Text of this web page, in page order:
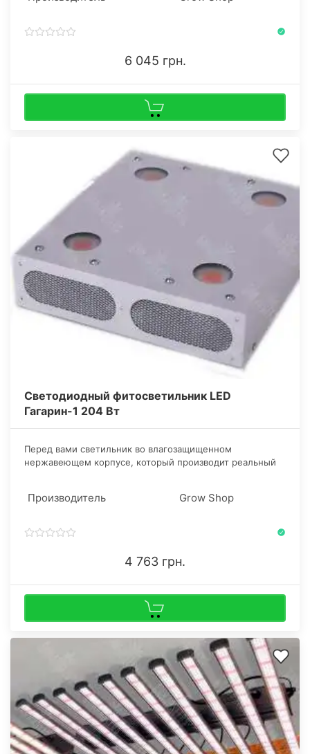
6 045 грн.
Светодиодный фитосветильник LED
Гагарин-1 204 Вт
​Перед вами светильник во влагозащищенном
нержавеющем корпусе, который производит реальный
2 кулера по 16 Вт.
Производитель Grow Shop
4 763 грн.